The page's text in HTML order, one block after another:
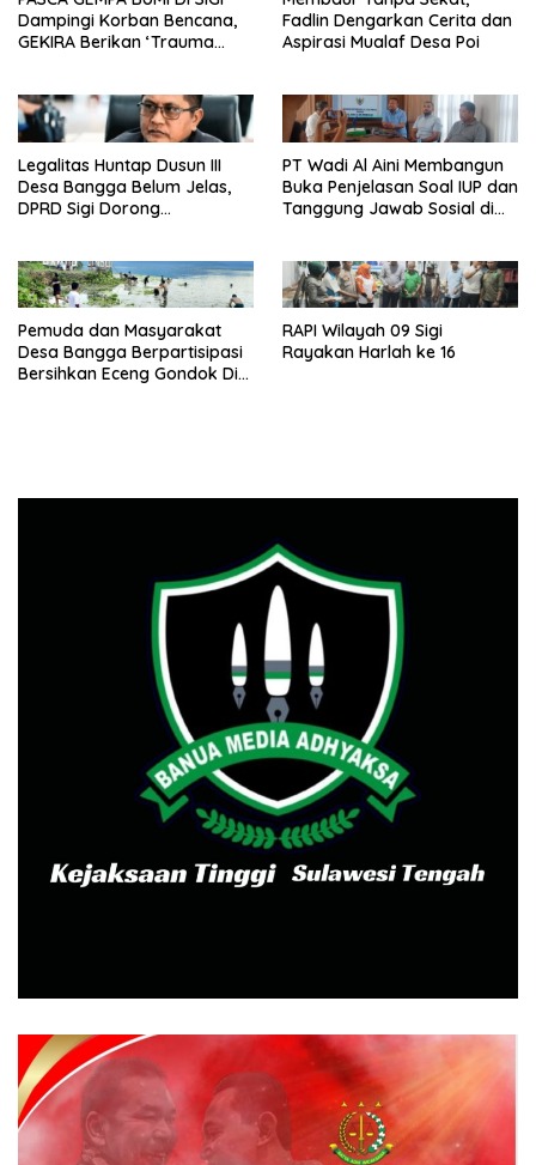
Dampingi Korban Bencana,
GEKIRA Berikan ‘Trauma
Fadlin Dengarkan Cerita dan
Aspirasi Mualaf Desa Poi
Legalitas Huntap Dusun III
Desa Bangga Belum Jelas,
DPRD Sigi Dorong
PT Wadi Al Aini Membangun
Buka Penjelasan Soal IUP dan
Tanggung Jawab Sosial di
Pemuda dan Masyarakat
Desa Bangga Berpartisipasi
Bersihkan Eceng Gondok Di
RAPI Wilayah 09 Sigi
Rayakan Harlah ke 16